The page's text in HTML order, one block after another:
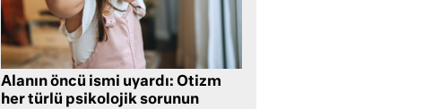
Alanın öncü ismi uyardı: Otizm
her türlü psikolojik sorunun